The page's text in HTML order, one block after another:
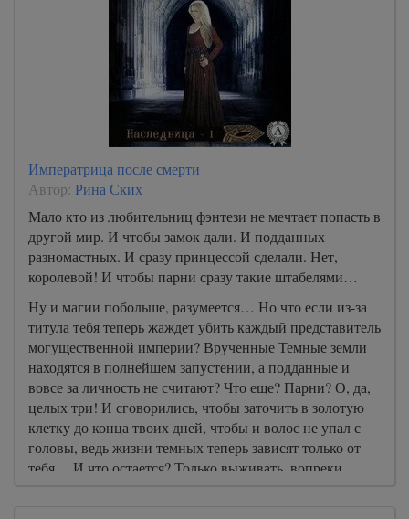
Императрица после смерти
Автор: Рина Ских
Мало кто из любительниц фэнтези не мечтает попасть в
другой мир. И чтобы замок дали. И подданных
разномастных. И сразу принцессой сделали. Нет,
королевой! И чтобы парни сразу такие штабелями…
Ну и магии побольше, разумеется… Но что если из-за
титула тебя теперь жаждет убить каждый представитель
могущественной империи? Врученные Темные земли
находятся в полнейшем запустении, а подданные и
вовсе за личность не считают? Что еще? Парни? О, да,
целых три! И сговорились, чтобы заточить в золотую
клетку до конца твоих дней, чтобы и волос не упал с
головы, ведь жизни темных теперь зависят только от
тебя… И что остается? Только выживать, вопреки